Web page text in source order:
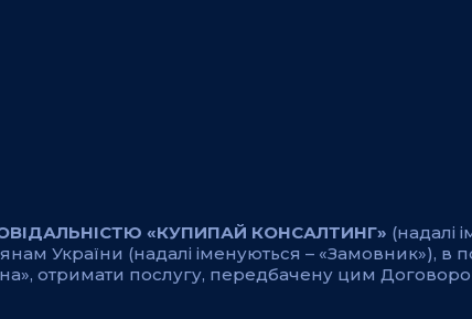
«КУПИПАЙ КОНСАЛТИНГ» (надалі
України (надалі іменуються – «Замовник»), в
отримати послугу, передбачену цим